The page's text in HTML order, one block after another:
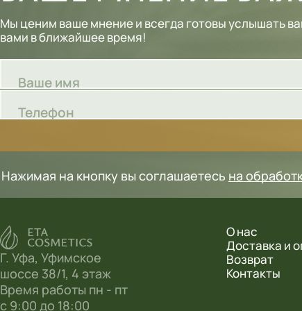
Шампуни
Основы под макияж
Мыло
Мы ценим ваше мнение и всегда готовы услышать
вами в ближайшее время!
Ваше имя
Телефон
Нажимая на кнопку вы соглашаетесь на
Г. Уфа, Уфимское
шоссе 38/1, 4 этаж
Время работы пн - пт
с 9:00 до 18:00
О нас
Доставка и
Возврат
Контакты